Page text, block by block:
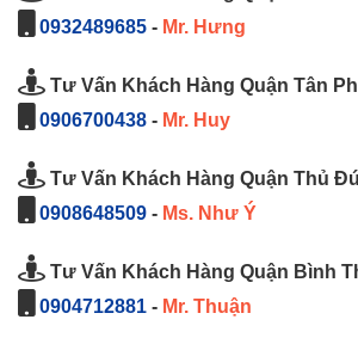
0932489685 - Mr. Hưng
Tư Vấn Khách Hàng Quận Tân
0906700438 - Mr. Huy
Tư Vấn Khách Hàng Quận Thủ
0908648509 - Ms. Như Ý
Tư Vấn Khách Hàng Quận Bình
0904712881 - Mr. Thuận